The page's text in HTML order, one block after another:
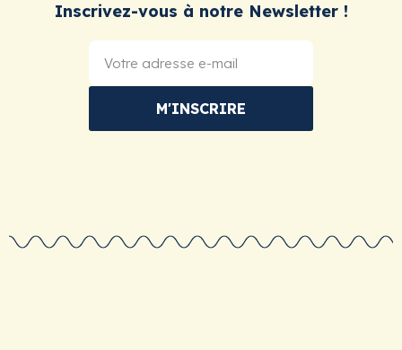
Inscrivez-vous à notre Newsletter !
M'INSCRIRE